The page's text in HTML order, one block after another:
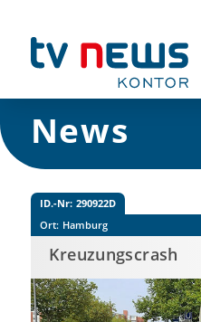
News
ID.-Nr: 290922D
Ort: Hamburg
Kreuzungscrash